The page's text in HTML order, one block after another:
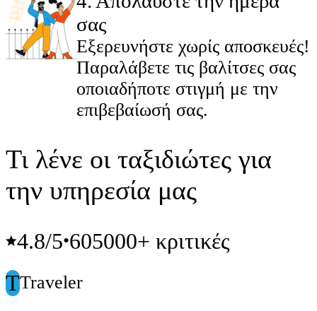
σας
Εξερευνήστε χωρίς αποσκευές!
Παραλάβετε τις βαλίτσες σας
οποιαδήποτε στιγμή με την
επιβεβαίωσή σας.
Τι λένε οι ταξιδιώτες για
την υπηρεσία μας
4.8/5•605000+ κριτικές
TTraveler